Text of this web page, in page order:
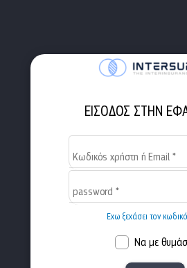
ΕΙΣΟΔΟΣ ΣΤΗΝ
Kωδικός χρήστη ή Email *
password *
Εχω ξεχάσει τον
Να με